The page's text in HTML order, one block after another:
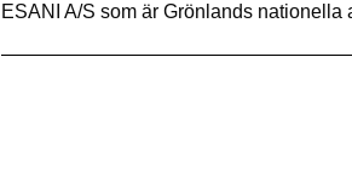
ESANI A/S som är Grönlands